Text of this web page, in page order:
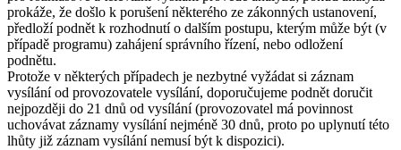
prokáže, že došlo k porušení některého ze zákonných ustanovení,
předloží podnět k rozhodnutí o dalším postupu, kterým může být (v
případě programu) zahájení správního řízení, nebo odložení
podnětu.
Protože v některých případech je nezbytné vyžádat si záznam
vysílání od provozovatele vysílání, doporučujeme podnět doručit
nejpozději do 21 dnů od vysílání (provozovatel má povinnost
uchovávat záznamy vysílání nejméně 30 dnů, proto po uplynutí této
lhůty již záznam vysílání nemusí být k dispozici).